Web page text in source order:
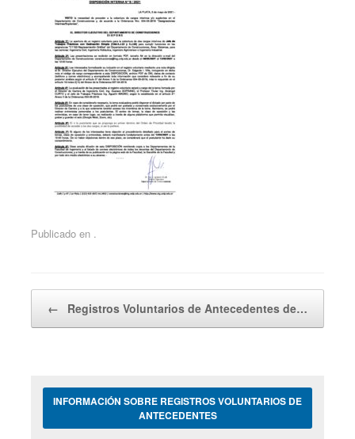
Publicado en .
← Registros Voluntarios de Antecedentes de…
INFORMACIÓN SOBRE REGISTROS VOLUNTARIOS DE
ANTECEDENTES